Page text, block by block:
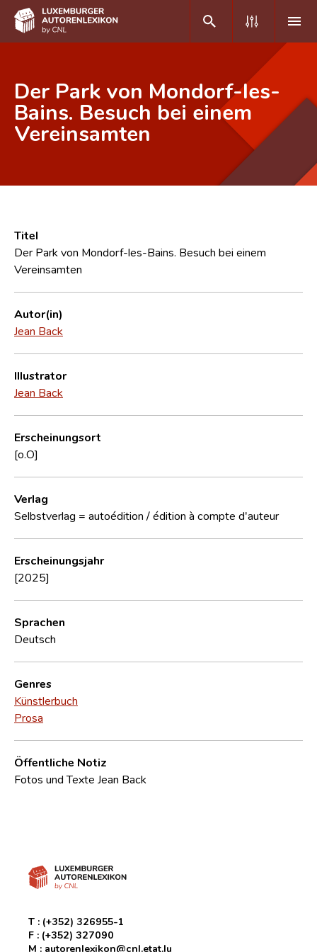
DE FR
Home
Erweiterte Suche
CNL
Forschungsgruppe
Der Park von Mondorf-les-
Bains. Besuch bei einem
Vereinsamten
Titel
Der Park von Mondorf-les-Bains. Besuch bei einem
Vereinsamten
Autor(in)
Jean Back
Illustrator
Jean Back
Erscheinungsort
[o.O]
Verlag
Selbstverlag = autoédition / édition à compte d'auteur
Erscheinungsjahr
[2025]
Sprachen
Deutsch
Genres
Künstlerbuch
Prosa
Öffentliche Notiz
Fotos und Texte Jean Back
T : (+352) 326955-1
F : (+352) 327090
M : autorenlexikon@cnl.etat.lu